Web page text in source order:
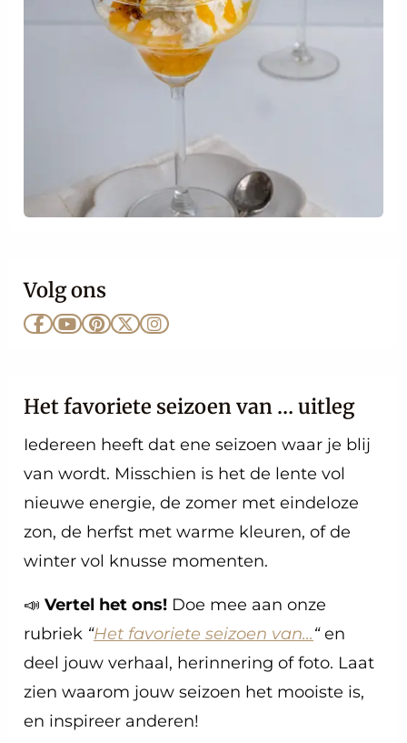
Volg ons
Ga Ga Ga Ga Ga
Het favoriete seizoen van … uitleg
Iedereen heeft dat ene seizoen waar je blij
van wordt. Misschien is het de lente vol
nieuwe energie, de zomer met eindeloze
zon, de herfst met warme kleuren, of de
winter vol knusse momenten.
📣 Vertel het ons! Doe mee aan onze
rubriek “Het favoriete seizoen van…“en
deel jouw verhaal, herinnering of foto. Laat
zien waarom jouw seizoen het mooiste is,
en inspireer anderen!